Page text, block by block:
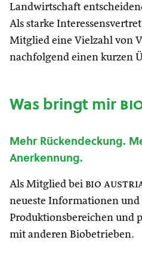
Landwirtschaft
Als starke
Mitglied eine Vielzahl von
nachfolgend einen kurzen
Was bringt mir
Mehr Rückendeckung.
Anerkennung.
Als Mitglied bei bio
neueste Informationen
Produktionsbereichen und
mit anderen Biobetrieben.